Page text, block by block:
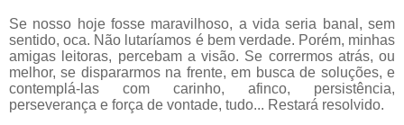
Se nosso hoje fosse maravilhoso, a vida seria banal, sem
sentido, oca. Não lutaríamos é bem verdade. Porém, minhas
amigas leitoras, percebam a visão. Se corrermos atrás, ou
melhor, se dispararmos na frente, em busca de soluções, e
contemplá-las com carinho, afinco, persistência,
perseverança e força de vontade, tudo... Restará resolvido.